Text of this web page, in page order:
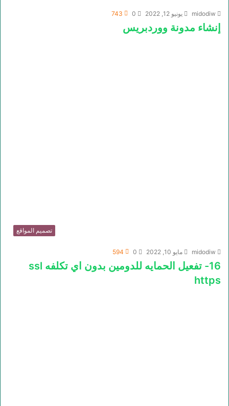
midodiw يونيو 12, 2022 0
743
إنشاء مدونة ووردبريس
تصميم المواقع
midodiw مايو 10, 2022 0
594
16- تفعيل الحمايه للدومين بدون اي تكلفه ssl
https